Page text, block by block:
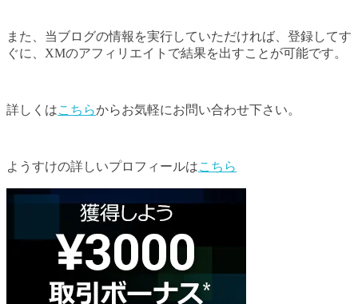
また、当ブログの情報を実行していただければ、登録してす
ぐに、XMのアフィリエイトで結果を出すことが可能です。
詳しくはこちらからお気軽にお問い合わせ下さい。
ようすけの詳しいプロフィールはこちら